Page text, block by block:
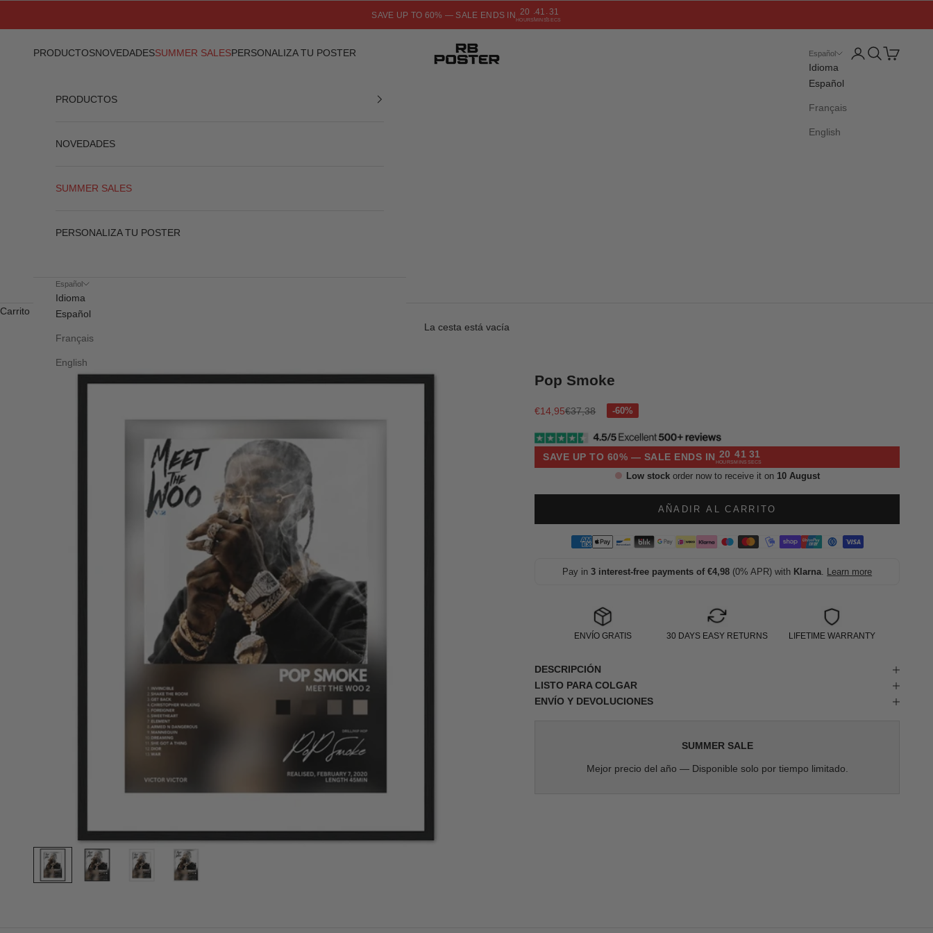
SAVE UP TO 60% — SALE ENDS IN 20
HOURS:41
MINS: 30
SECS
RB POSTER
PRODUCTOSNOVEDADESSUMMER SALESPERSONALIZA TU POSTER Español
Idioma
Español
Français
English
Iniciar sesión
Buscar
Cesta
PRODUCTOS
NOVEDADES
SUMMER SALES
PERSONALIZA TU POSTER
Español
Idioma
Español
Français
English
Carrito
La cesta está vacía
Pop Smoke
Precio de oferta
€14,95Precio normal
€37,38
SAVE UP TO 60% — SALE ENDS IN 20
HOURS
41
MINS
30
SECS
Low stockorder now to receive it on 10 August
AÑADIR AL CARRITO
Pay in3 interest-free payments of €4,98 (0% APR) with Klarna. Learn more
ENVÍO GRATIS 30 DAYS EASY RETURNS LIFETIME WARRANTY
DESCRIPCIÓN
LISTO PARA COLGAR
ENVÍO Y DEVOLUCIONES
SUMMER SALE
Mejor precio del año — Disponible solo por tiempo limitado.